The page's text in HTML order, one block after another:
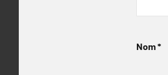
Nom*